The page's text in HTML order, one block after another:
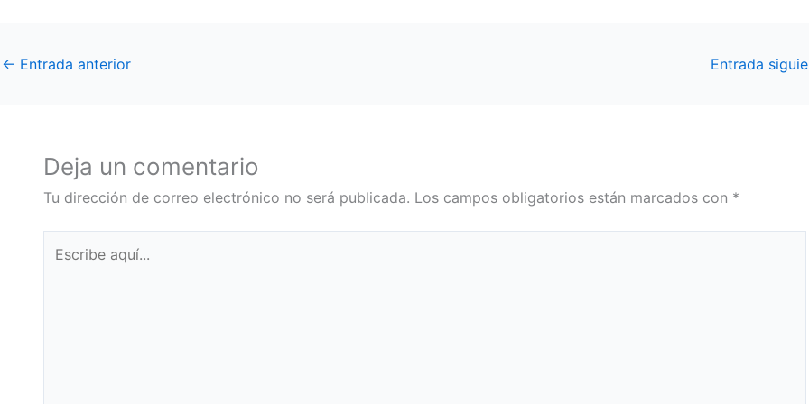
← Entrada anterior Entrada
Deja un comentario
Tu dirección de correo electrónico no será publicada. Los campos obligatorios están marcados con *
aquí...